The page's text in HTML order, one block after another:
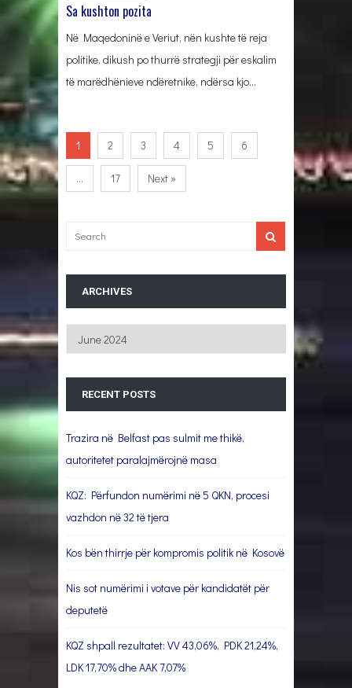
Sa kushton pozita
Në Maqedoninë e Veriut, nën kushte të reja
politike, dikush po thurrë strategji për eskalim
të marëdhënieve ndëretnike, ndërsa kjo…
1 2 3 4 5 6
… 17 Next »
ARCHIVES
Archives
RECENT POSTS
Trazira në Belfast pas sulmit me thikë,
autoritetet paralajmërojnë masa
KQZ: Përfundon numërimi në 5 QKN, procesi
vazhdon në 32 të tjera
Kos bën thirrje për kompromis politik në Kosovë
Nis sot numërimi i votave për kandidatët për
deputetë
KQZ shpall rezultatet: VV 43,06%, PDK 21,24%,
LDK 17,70% dhe AAK 7,07%